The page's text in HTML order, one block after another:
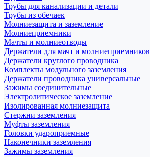
Трубы для канализации и детали
Трубы из обечаек
Молниезащита и заземление
Молниеприемники
Мачты и молниеотводы
Держатели для мачт и молниеприемников
Держатели круглого проводника
Комплекты модульного заземления
Держатели проводника универсальные
Зажимы соединительные
Электролитическое заземление
Изолированная молниезащита
Стержни заземления
Муфты заземления
Головки удароприемные
Наконечники заземления
Зажимы заземления